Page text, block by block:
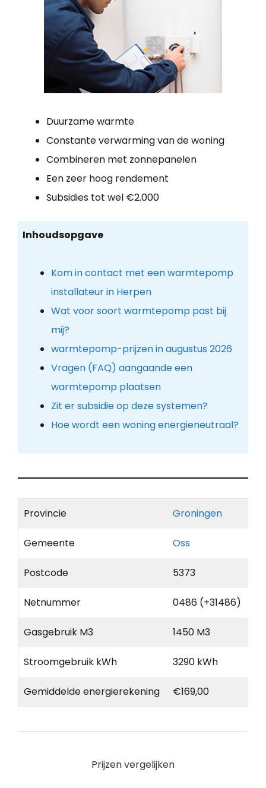
Duurzame warmte
Constante verwarming van de woning
Combineren met zonnepanelen
Een zeer hoog rendement
Subsidies tot wel €2.000
Inhoudsopgave
Kom in contact met een warmtepomp
installateur in Herpen
Wat voor soort warmtepomp past bij
mij?
warmtepomp-prijzen in augustus 2026
Vragen (FAQ) aangaande een
warmtepomp plaatsen
Zit er subsidie op deze systemen?
Hoe wordt een woning energieneutraal?
Provincie Groningen
Gemeente Oss
Postcode 5373
Netnummer 0486 (+31486)
Gasgebruik M3 1450 M3
Stroomgebruik kWh 3290 kWh
Gemiddelde energierekening €169,00
Prijzen vergelijken